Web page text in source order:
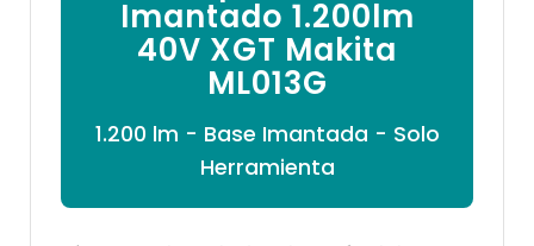
Imantado 1.200lm
40V XGT Makita
ML013G
1.200 lm - Base Imantada - Solo
Herramienta